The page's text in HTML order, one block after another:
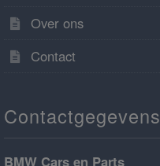
Over ons
Contact
Contactgegevens
BMW Cars en Parts